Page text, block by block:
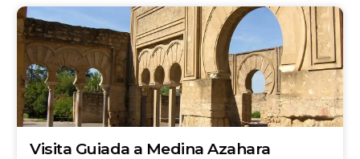
Visita Guiada a Medina Azahara